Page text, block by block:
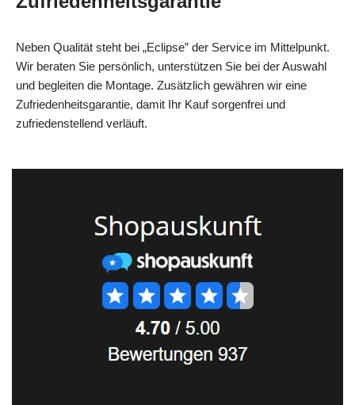
Neben Qualität steht bei „Eclipse” der Service im Mittelpunkt.
Wir beraten Sie persönlich, unterstützen Sie bei der Auswahl
und begleiten die Montage. Zusätzlich gewähren wir eine
Zufriedenheitsgarantie, damit Ihr Kauf sorgenfrei und
zufriedenstellend verläuft.